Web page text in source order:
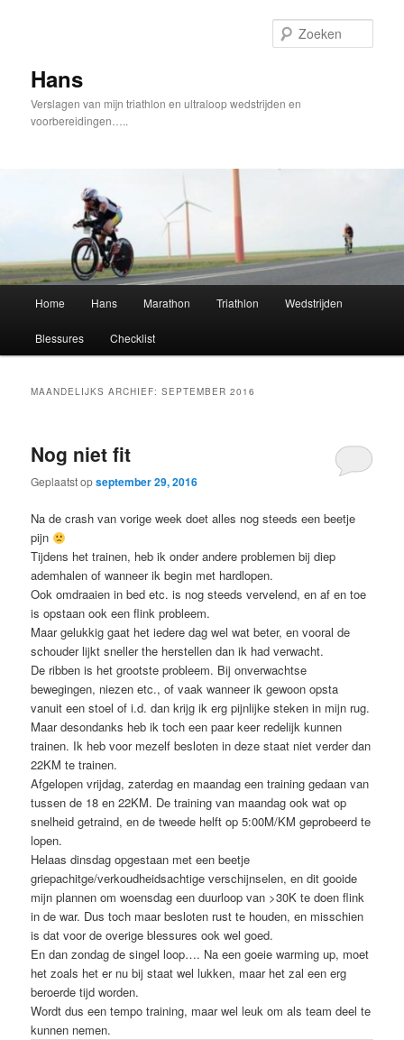
inhoud
inhoudHans
Verslagen van mijn triathlon en ultraloop wedstrijden en
voorbereidingen…..
Home Hans Marathon Triathlon Wedstrijden
Blessures Checklist
MAANDELIJKS ARCHIEF:SEPTEMBER 2016
Nog niet fit
Geplaatst opseptember 29, 2016
Na de crash van vorige week doet alles nog steeds een beetje
pijn
Tijdens het trainen, heb ik onder andere problemen bij diep
ademhalen of wanneer ik begin met hardlopen.
Ook omdraaien in bed etc. is nog steeds vervelend, en af en toe
is opstaan ook een flink probleem.
Maar gelukkig gaat het iedere dag wel wat beter, en vooral de
schouder lijkt sneller the herstellen dan ik had verwacht.
De ribben is het grootste probleem. Bij onverwachtse
bewegingen, niezen etc., of vaak wanneer ik gewoon opsta
vanuit een stoel of i.d. dan krijg ik erg pijnlijke steken in mijn rug.
Maar desondanks heb ik toch een paar keer redelijk kunnen
trainen. Ik heb voor mezelf besloten in deze staat niet verder dan
22KM te trainen.
Afgelopen vrijdag, zaterdag en maandag een training gedaan van
tussen de 18 en 22KM. De training van maandag ook wat op
snelheid getraind, en de tweede helft op 5:00M/KM geprobeerd te
lopen.
Helaas dinsdag opgestaan met een beetje
griepachitge/verkoudheidsachtige verschijnselen, en dit gooide
mijn plannen om woensdag een duurloop van >30K te doen flink
in de war. Dus toch maar besloten rust te houden, en misschien
is dat voor de overige blessures ook wel goed.
En dan zondag de singel loop…. Na een goeie warming up, moet
het zoals het er nu bij staat wel lukken, maar het zal een erg
beroerde tijd worden.
Wordt dus een tempo training, maar wel leuk om als team deel te
kunnen nemen.